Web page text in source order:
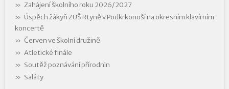
Zahájení školního roku 2026/2027
Úspěch žákyň ZUŠ Rtyně v Podkrkonoší na okresním klavírním
koncertě
Červen ve školní družině
Atletické finále
Soutěž poznávání přírodnin
Saláty